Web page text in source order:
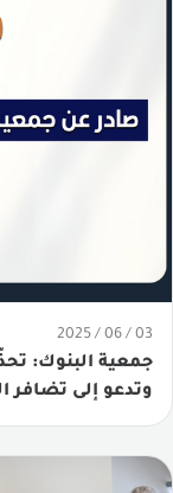
03 / 06 / 2025
جمعية البنوك:
وتدعو إلى تضافر